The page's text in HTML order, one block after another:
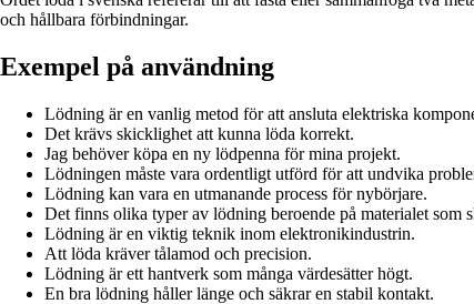
och hållbara förbindningar.
Exempel på användning
Lödning är en vanlig metod för att ansluta elektriska
Det krävs skicklighet att kunna löda korrekt.
Jag behöver köpa en ny lödpenna för mina projekt.
Lödningen måste vara ordentligt utförd för att undvika
Lödning kan vara en utmanande process för nybörjare.
Det finns olika typer av lödning beroende på materialet som
Lödning är en viktig teknik inom elektronikindustrin.
Att löda kräver tålamod och precision.
Lödning är ett hantverk som många värdesätter högt.
En bra lödning håller länge och säkrar en stabil kontakt.